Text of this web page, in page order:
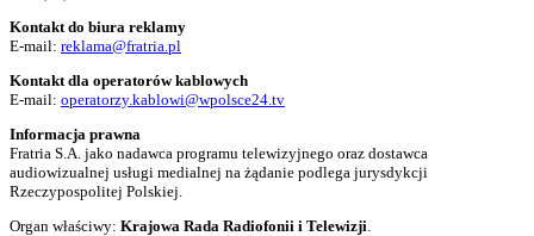
Kontakt do biura reklamy
E-mail: reklama@fratria.pl
Kontakt dla operatorów kablowych
E-mail: operatorzy.kablowi@wpolsce24.tv
Informacja prawna
Fratria S.A. jako nadawca programu telewizyjnego oraz dostawca
audiowizualnej usługi medialnej na żądanie podlega jurysdykcji
Rzeczypospolitej Polskiej.
Organ właściwy: Krajowa Rada Radiofonii i Telewizji